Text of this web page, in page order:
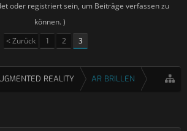
oder registriert sein, um Beiträge verfassen zu
können. )
< Zurück
1 2 3
REALITY AR BRILLEN